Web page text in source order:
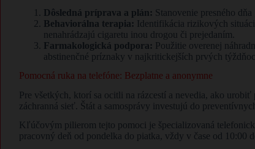
Dôsledná príprava a plán: Stanovenie presného
Behaviorálna terapia: Identifikácia rizikových
nenahrádzajú cigaretu inou drogou či prejedaním.
Farmakologická podpora: Použitie overenej
abstinenčné príznaky v najkritickejších prvých
Pomocná ruka na telefóne: Bezplatne a anonymne
Pre všetkých, ktorí sa ocitli na rázcestí a nevedia, ako
záchranná sieť. Štát a samosprávy investujú do
Kľúčovým pilierom tejto pomoci je špecializovaná
pracovný deň od pondelka do piatka, vždy v čase od 10:00